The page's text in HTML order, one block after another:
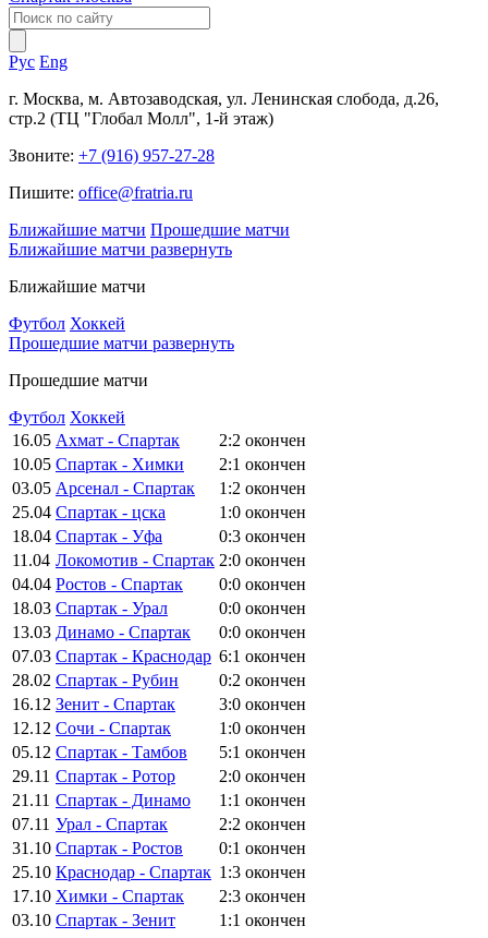
Рус Eng
г. Москва, м. Автозаводская, ул. Ленинская слобода, д.26,
стр.2 (ТЦ "Глобал Молл", 1-й этаж)
Звоните: +7 (916) 957-27-28
Пишите: office@fratria.ru
Ближайшие матчи Прошедшие матчи
Ближайшие матчи развернуть
Ближайшие матчи
Футбол Хоккей
Прошедшие матчи развернуть
Прошедшие матчи
Футбол Хоккей
16.05 Ахмат - Спартак 2:2 окончен
10.05 Спартак - Химки 2:1 окончен
03.05 Арсенал - Спартак 1:2 окончен
25.04 Спартак - цска 1:0 окончен
18.04 Спартак - Уфа 0:3 окончен
11.04 Локомотив - Спартак 2:0 окончен
04.04 Ростов - Спартак 0:0 окончен
18.03 Спартак - Урал 0:0 окончен
13.03 Динамо - Спартак 0:0 окончен
07.03 Спартак - Краснодар 6:1 окончен
28.02 Спартак - Рубин 0:2 окончен
16.12 Зенит - Спартак 3:0 окончен
12.12 Сочи - Спартак 1:0 окончен
05.12 Спартак - Тамбов 5:1 окончен
29.11 Спартак - Ротор 2:0 окончен
21.11 Спартак - Динамо 1:1 окончен
07.11 Урал - Спартак 2:2 окончен
31.10 Спартак - Ростов 0:1 окончен
25.10 Краснодар - Спартак 1:3 окончен
17.10 Химки - Спартак 2:3 окончен
03.10 Спартак - Зенит 1:1 окончен